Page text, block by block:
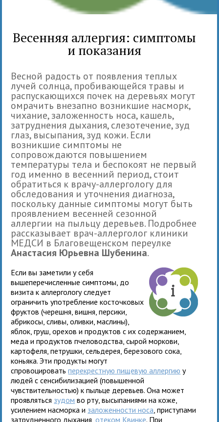
Весенняя аллергия: симптомы
и показания
Весной радость от появления теплых
лучей солнца, пробивающейся травы и
распускающихся почек на деревьях могут
омрачить внезапно возникшие насморк,
чихание, заложенность носа, кашель,
затруднения дыхания, слезотечение, зуд
глаз, высыпания, зуд кожи. Если
возникшие симптомы не
сопровождаются повышением
температуры тела и беспокоят не первый
год именно в весенний период, стоит
обратиться к врачу-аллергологу для
обследования и уточнения диагноза,
поскольку данные симптомы могут быть
проявлением весенней сезонной
аллергии на пыльцу деревьев. Подробнее
рассказывает врач-аллерголог клиники
МЕДСИ в Благовещенском переулке
Анастасия Юрьевна Шубенина.
Если вы заметили у себя
вышеперечисленные симптомы, до
визита к аллергологу следует
ограничить употребление косточковых
фруктов (черешня, вишня, персики,
абрикосы, сливы, оливки, маслины),
яблок, груш, орехов и продуктов с их содержанием,
меда и продуктов пчеловодства, сырой моркови,
картофеля, петрушки, сельдерея, березового сока,
коньяка. Эти продукты могут
спровоцироватьперекрестную пищевую аллергию у
людей с сенсибилизацией (повышенной
чувствительностью) к пыльце деревьев. Она может
проявляться зудом во рту, высыпаниями на коже,
усилением насморка и заложенности носа , приступами
затрудненного дыхания,отеком Квинке. При